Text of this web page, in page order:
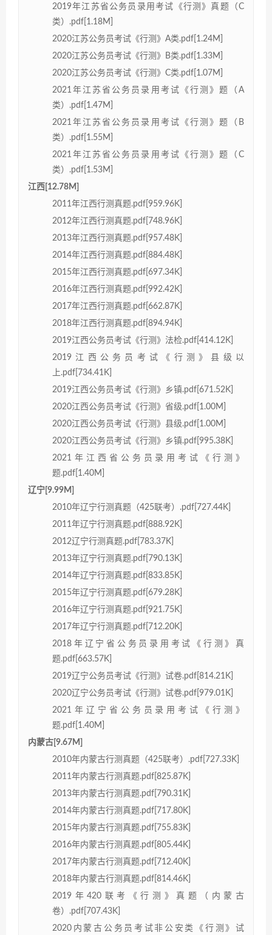
2019年江苏省公务员录用考试《行测》真题（C
类）.pdf[1.18M]
2020江苏公务员考试《行测》A类.pdf[1.24M]
2020江苏公务员考试《行测》B类.pdf[1.33M]
2020江苏公务员考试《行测》C类.pdf[1.07M]
2021年江苏省公务员录用考试《行测》题（A
类）.pdf[1.47M]
2021年江苏省公务员录用考试《行测》题（B
类）.pdf[1.55M]
2021年江苏省公务员录用考试《行测》题（C
类）.pdf[1.53M]
江西[12.78M]
2011年江西行测真题.pdf[959.96K]
2012年江西行测真题.pdf[748.96K]
2013年江西行测真题.pdf[957.48K]
2014年江西行测真题.pdf[884.48K]
2015年江西行测真题.pdf[697.34K]
2016年江西行测真题.pdf[992.42K]
2017年江西行测真题.pdf[662.87K]
2018年江西行测真题.pdf[894.94K]
2019江西公务员考试《行测》法检.pdf[414.12K]
2019江西公务员考试《行测》县级以
上.pdf[734.41K]
2019江西公务员考试《行测》乡镇.pdf[671.52K]
2020江西公务员考试《行测》省级.pdf[1.00M]
2020江西公务员考试《行测》县级.pdf[1.00M]
2020江西公务员考试《行测》乡镇.pdf[995.38K]
2021年江西省公务员录用考试《行测》
题.pdf[1.40M]
辽宁[9.99M]
2010年辽宁行测真题（425联考）.pdf[727.44K]
2011年辽宁行测真题.pdf[888.92K]
2012辽宁行测真题.pdf[783.37K]
2013年辽宁行测真题.pdf[790.13K]
2014年辽宁行测真题.pdf[833.85K]
2015年辽宁行测真题.pdf[679.28K]
2016年辽宁行测真题.pdf[921.75K]
2017年辽宁行测真题.pdf[712.20K]
2018年辽宁省公务员录用考试《行测》真
题.pdf[663.57K]
2019辽宁公务员考试《行测》试卷.pdf[814.21K]
2020辽宁公务员考试《行测》试卷.pdf[979.01K]
2021年辽宁省公务员录用考试《行测》
题.pdf[1.40M]
内蒙古[9.67M]
2010年内蒙古行测真题（425联考）.pdf[727.33K]
2011年内蒙古行测真题.pdf[825.87K]
2013年内蒙古行测真题.pdf[790.31K]
2014年内蒙古行测真题.pdf[717.80K]
2015年内蒙古行测真题.pdf[755.83K]
2016年内蒙古行测真题.pdf[805.44K]
2017年内蒙古行测真题.pdf[712.40K]
2018年内蒙古行测真题.pdf[814.46K]
2019年420联考《行测》真题（内蒙古
卷）.pdf[707.43K]
2020内蒙古公务员考试非公安类《行测》试